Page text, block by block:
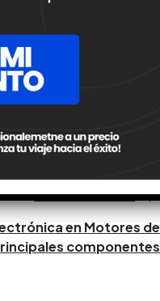
NOTA SIGUIENTE
en Motores de
componentes